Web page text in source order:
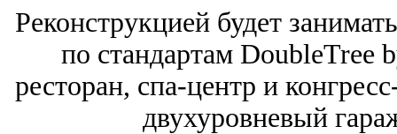
Реконструкцией будет
по стандартам DoubleTree
ресторан, спа-центр и
двухуровневый